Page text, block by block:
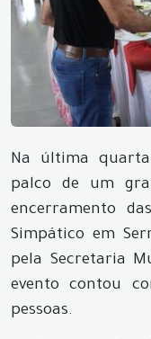
Na última
palco de um
encerramento
Simpático em
pela Secretaria
evento contou
pessoas.